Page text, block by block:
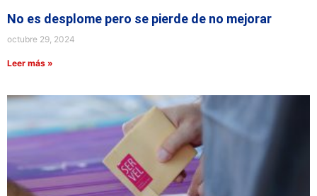
No es desplome pero se pierde de no mejorar
octubre 29, 2024
Leer más »